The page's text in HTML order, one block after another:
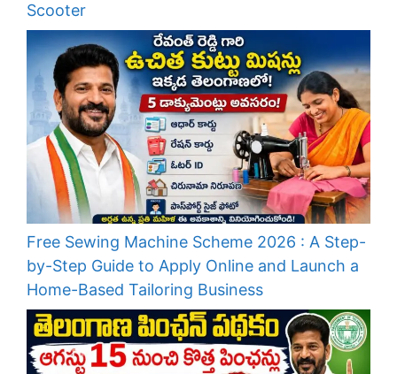
Scooter
Free Sewing Machine Scheme 2026 : A Step-
by-Step Guide to Apply Online and Launch a
Home-Based Tailoring Business